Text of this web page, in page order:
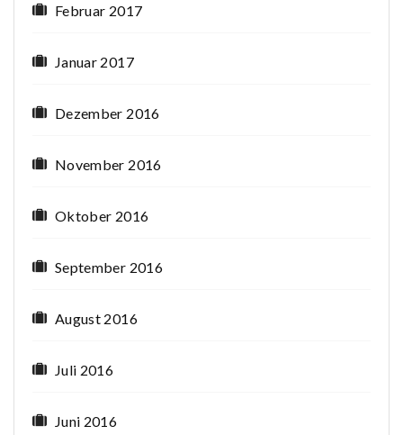
Februar 2017
Januar 2017
Dezember 2016
November 2016
Oktober 2016
September 2016
August 2016
Juli 2016
Juni 2016